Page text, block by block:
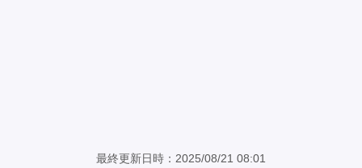
最終更新日時：2025/08/21 08:01